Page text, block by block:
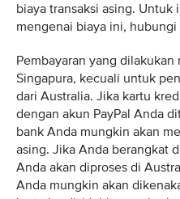
biaya transaksi asing.
mengenai biaya ini, hubungi
Pembayaran yang
Singapura, kecuali untuk
dari Australia. Jika kartu
dengan akun PayPal Anda
bank Anda mungkin akan
asing. Jika Anda berangkat
Anda akan diproses di
Anda mungkin akan